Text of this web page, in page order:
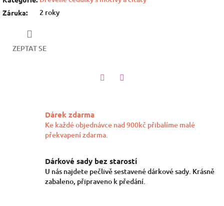
Záruka: 2 roky
ZEPTAT SE
Dárek zdarma
Ke každé objednávce nad 900kč přibalíme malé
překvapení zdarma.
Dárkové sady bez starostí
U nás najdete pečlivě sestavené dárkové sady. Krásně
zabaleno, připraveno k předání.